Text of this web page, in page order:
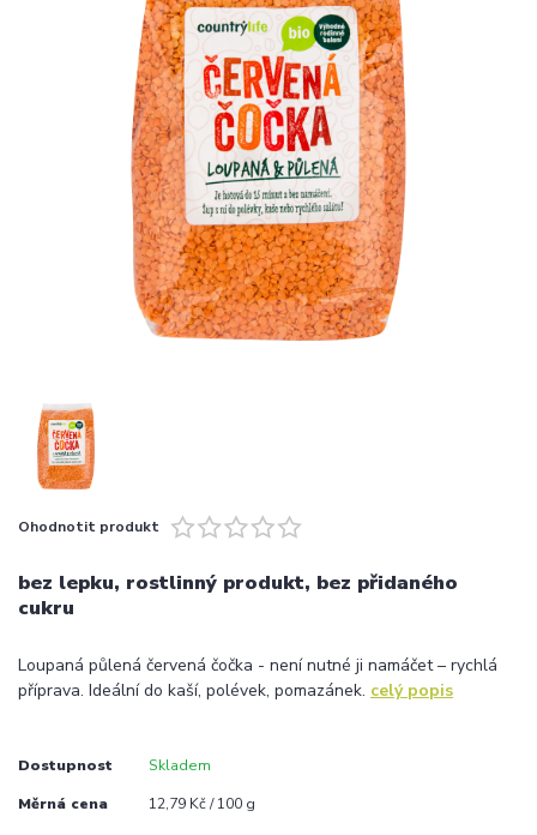
Ohodnotit produkt
bez lepku, rostlinný produkt, bez přidaného
cukru
Loupaná půlená červená čočka - není nutné ji namáčet – rychlá
příprava. Ideální do kaší, polévek, pomazánek. celý popis
Dostupnost Skladem
Měrná cena 12,79 Kč / 100 g